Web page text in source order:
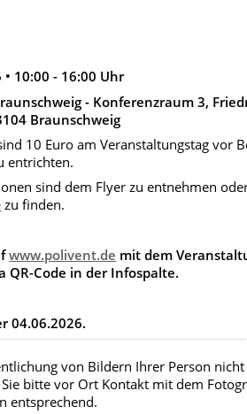
10:00 - 16:00 Uhr
- Konferenzraum 3,
Braunschweig
10 Euro am Veranstaltungstag vor
entrichten.
sind dem Flyer zu entnehmen
zu finden.
www.polivent.de mit dem
QR-Code in der Infospalte.
04.06.2026.
von Bildern Ihrer Person nicht
bitte vor Ort Kontakt mit dem
entsprechend.